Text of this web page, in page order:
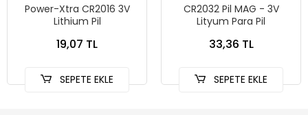
Power-Xtra CR2016 3V
Lithium Pil
19,07 TL
SEPETE EKLE
CR2032 Pil MAG - 3V
Lityum Para Pil
33,36 TL
SEPETE EKLE